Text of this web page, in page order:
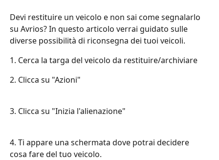
Devi restituire un veicolo e non sai come segnalarlo
su Avrios? In questo articolo verrai guidato sulle
diverse possibilità di riconsegna dei tuoi veicoli.
1. Cerca la targa del veicolo da restituire/archiviare
2. Clicca su "Azioni"
3. Clicca su "Inizia l'alienazione"
4. Ti appare una schermata dove potrai decidere
cosa fare del tuo veicolo.